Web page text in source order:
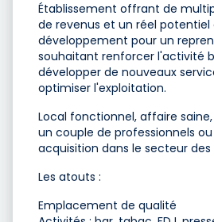
Établissement offrant de
de revenus et un réel potentiel
développement pour un
souhaitant renforcer l'activité
développer de nouveaux
optimiser l'exploitation.
Local fonctionnel, affaire
un couple de professionnels
acquisition dans le secteur des
Les atouts :
Emplacement de qualité